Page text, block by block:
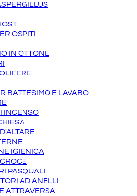
OSPITI
IN OTTONE
BATTESIMO E LAVABO
INCENSO
IGIENICA
PASQUALI
AD ANELLI
ATTRAVERSA